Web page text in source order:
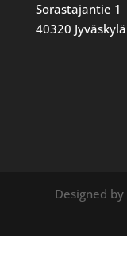
Sorastajantie 1
40320 Jyväskylä
Designed by